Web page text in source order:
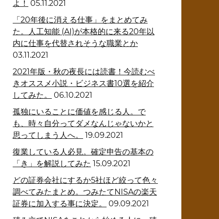
よ！ 05.11.2021
「20年後に消える仕事」をまとめてみ
た。人工知能 (AI)が本格的に来る20年以
内に仕事を代替されそうな職業とか
03.11.2021
2021年版・秋の夜長には読書！今読むべ
きオススメ小説・ビジネス書10選を紹介
してみた。
06.10.2021
孤独にいることに価値を感じる人。で
も、時々自分ってダメなんじゃないかと
思ってしまう人へ。
19.09.2021
復業している人必見。確定申告の基本の
「き」を解説してみた 15.09.2021
どの証券会社にするか5社ほど絞って色々
調べてみたまとめ。つみたてNISAの楽天
証券に加入する事に決定。
09.09.2021